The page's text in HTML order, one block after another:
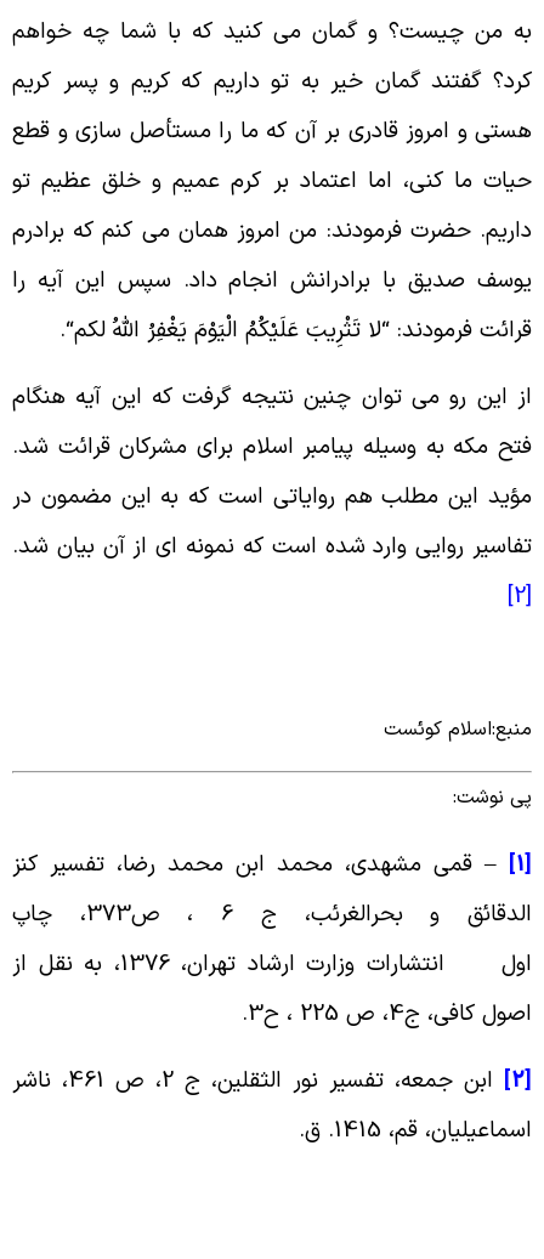
من چیست؟ و گمان می کنید که با شما چه خواهم
گفتند گمان خیر به تو داریم که کریم و پسر کریم
و امروز قادرى بر آن که ما را مستأصل سازى و قطع
ما کنى، اما اعتماد بر کرم عمیم و خلق عظیم تو
حضرت فرمودند: من امروز همان می کنم که برادرم
صدیق با برادرانش انجام داد. سپس این آیه را
فرمودند: “لا تَثْرِیبَ عَلَیْکُمُ الْیَوْمَ یَغْفِرُ اللَّهُ لکم“.
این رو می توان چنین نتیجه گرفت که این آیه هنگام
مکه به وسیله پیامبر اسلام برای مشرکان قرائت شد.
این مطلب هم روایاتی است که به این مضمون در
روایی وارد شده است که نمونه ای از آن بیان شد.
کوئست
نوشت:
–قمی مشهدی، محمد ابن محمد رضا، تفسیر کنز
الدقائق و بحرالغرئب، ج 6 ، ص373، چاپ
انتشارات وزارت ارشاد تهران، 1376، به نقل از
کافی، ج4، ص 225 ، ح3
.
ابن جمعه، تفسیر نور الثقلین، ج 2، ص 461، ناشر
قم، 1415. ق
.